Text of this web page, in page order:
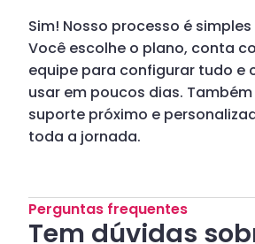
Perguntas frequentes
Tem dúvidas
Sim! Nosso processo é
Você escolhe o plano, conta
equipe para configurar tudo e
usar em poucos dias.
suporte próximo e
toda a jornada.